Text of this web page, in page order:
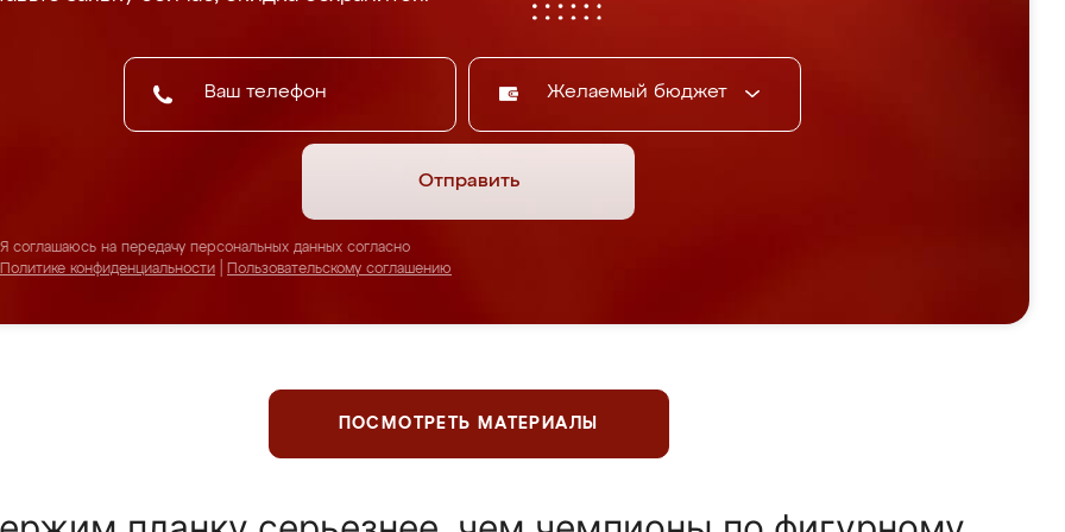
Желаемый бюджет
Отправить
Я соглашаюсь на передачу персональных данных согласно
Политике конфиденциальности
Пользовательскому соглашению
ПОСМОТРЕТЬ МАТЕРИАЛЫ